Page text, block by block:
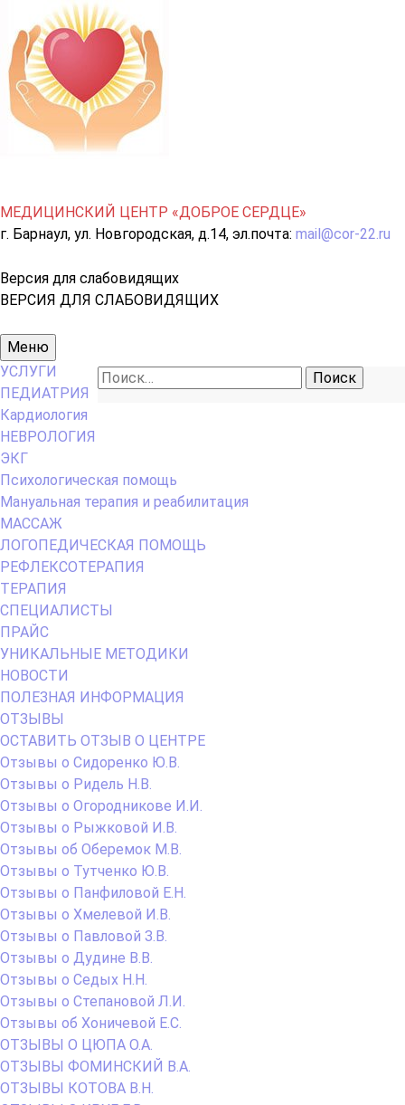
МЕДИЦИНСКИЙ ЦЕНТР «ДОБРОЕ СЕРДЦЕ»
г. Барнаул, ул. Новгородская, д.14, эл.почта: mail@cor-22.ru
Версия для слабовидящих
ВЕРСИЯ ДЛЯ СЛАБОВИДЯЩИХ
Основное
меню
Меню
Найти:
УСЛУГИ
ПЕДИАТРИЯ
Кардиология
НЕВРОЛОГИЯ
ЭКГ
Психологическая помощь
Мануальная терапия и реабилитация
МАССАЖ
ЛОГОПЕДИЧЕСКАЯ ПОМОЩЬ
РЕФЛЕКСОТЕРАПИЯ
ТЕРАПИЯ
СПЕЦИАЛИСТЫ
ПРАЙС
УНИКАЛЬНЫЕ МЕТОДИКИ
НОВОСТИ
ПОЛЕЗНАЯ ИНФОРМАЦИЯ
ОТЗЫВЫ
ОСТАВИТЬ ОТЗЫВ О ЦЕНТРЕ
Отзывы о Сидоренко Ю.В.
Отзывы о Ридель Н.В.
Отзывы о Огородникове И.И.
Отзывы о Рыжковой И.В.
Отзывы об Оберемок М.В.
Отзывы о Тутченко Ю.В.
Отзывы о Панфиловой Е.Н.
Отзывы о Хмелевой И.В.
Отзывы о Павловой З.В.
Отзывы о Дудине В.В.
Отзывы о Седых Н.Н.
Отзывы о Степановой Л.И.
Отзывы об Хоничевой Е.С.
ОТЗЫВЫ О ЦЮПА О.А.
ОТЗЫВЫ ФОМИНСКИЙ В.А.
ОТЗЫВЫ КОТОВА В.Н.